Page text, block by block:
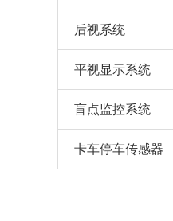
后视系统
平视显示系统
盲点监控系统
卡车停车传感器